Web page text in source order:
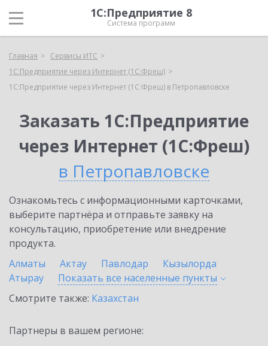
1С:Предприятие 8
Система программ
Главная
Сервисы ИТС
1С:Предприятие через Интернет (1С:Фреш)
1С:Предприятие через Интернет (1С:Фреш) в Петропавловске
Заказать 1С:Предприятие
через Интернет (1С:Фреш)
в Петропавловске
Ознакомьтесь с информационными карточками,
выберите партнёра и отправьте заявку на
консультацию, приобретение или внедрение
продукта.
Алматы
Актау Павлодар
Кызылорда
Атырау
Показать все населенные пункты
Смотрите также: Казахстан
Партнеры в вашем регионе: